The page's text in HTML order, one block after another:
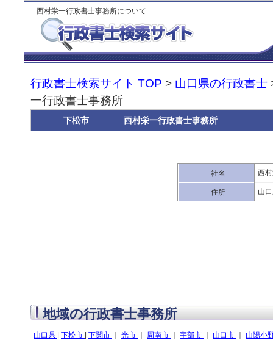
西村栄一行政書士事務所について
行政書士検索サイト TOP > 山口県の行政書士
一行政書士事務所
下松市 西村栄一行政書士事務所
社名 西
住所 山
地域の行政書士事務所
山口県 下松市 下関市 光市 周南市 宇部市 山口市
山陽小